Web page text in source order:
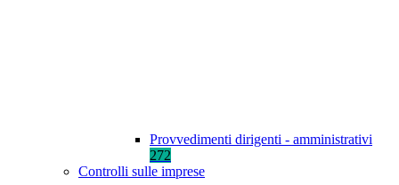
Provvedimenti dirigenti - amministrativi
272
Controlli sulle imprese